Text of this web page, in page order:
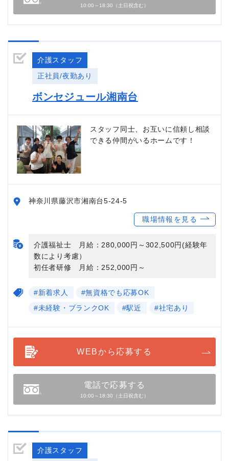
10:00～18:30（土日祝含む）
介護スタッフ
正社員/夜勤あり
ボンセジュール湘南台
スタッフ同士、お互いに信頼し相談
できる仲間がいるホームです！
神奈川県藤沢市湘南台5-24-5
職場情報を見る
介護福祉士 月給：280,000円～302,500円(経験年
数により考慮）
初任者研修 月給：252,000円～
#新着求人
#無資格でも応募OK
#未経験・ブランクOK
#駅近 #社宅あり
WEBから応募する
電話で応募する
10:00～18:30（土日祝含む）
介護スタッフ